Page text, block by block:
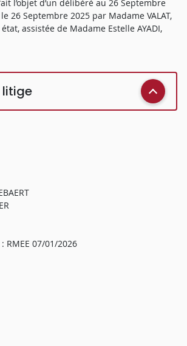
l’objet d’un délibéré au 26 Septembre
26 Septembre 2025 par Madame VALAT,
assistée de Madame Estelle AYADI,
litige
RMEE 07/01/2026